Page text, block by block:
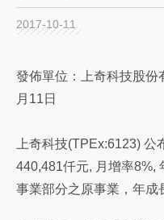
2017-10-11
發佈單位：上奇科技股
月11日
上奇科技(TPEx:6123)
440,481仟元, 月增率8%,
事業部分之原事業，年成